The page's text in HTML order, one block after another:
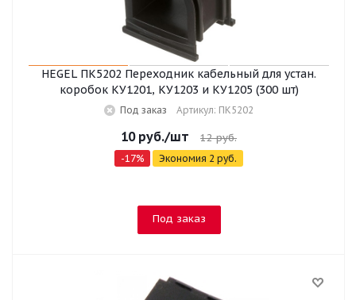
HEGEL ПК5202 Переходник кабельный для устан.
коробок КУ1201, КУ1203 и КУ1205 (300 шт)
Под заказ Артикул: ПК5202
10руб./шт 12руб.
-17% Экономия 2 руб.
Под заказ